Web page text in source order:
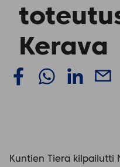
Kerava
Kuntien Tiera kilpailutti